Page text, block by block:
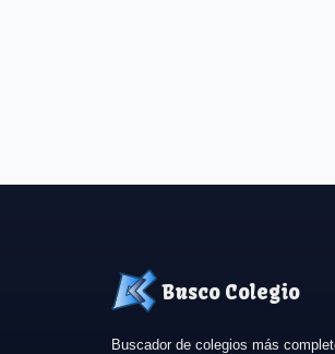
Busco Colegio
Buscador de colegios más